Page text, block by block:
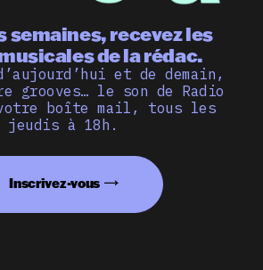
semaines, recevez les
de la rédac.
et de demain,
grooves… le son de Radio
votre boîte mail, tous les
jeudis à 18h.
Inscrivez-vous